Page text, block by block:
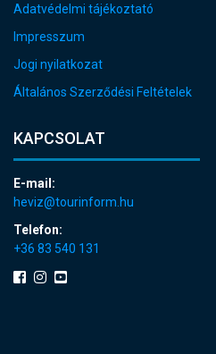
Adatvédelmi tájékoztató
Impresszum
Jogi nyilatkozat
Általános Szerződési Feltételek
KAPCSOLAT
E-mail:
heviz@tourinform.hu
Telefon:
+36 83 540 131